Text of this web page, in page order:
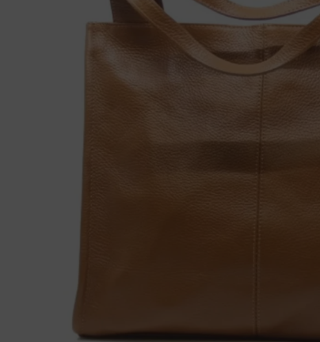
Pantoffels
Verbandschoenen (externe website)
Lowa